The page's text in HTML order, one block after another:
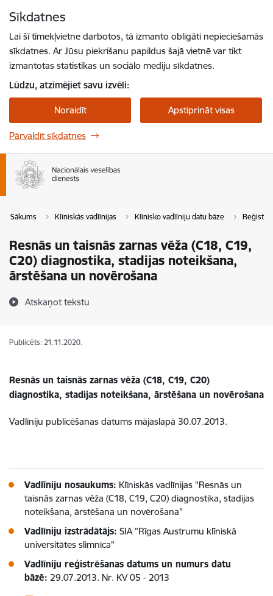
Sīkdatnes
Lai šī tīmekļvietne darbotos, tā izmanto obligāti nepieciešamās
sīkdatnes. Ar Jūsu piekrišanu papildus šajā vietnē var tikt
izmantotas statistikas un sociālo mediju sīkdatnes.
Lūdzu, atzīmējiet savu izvēli:
Noraidīt Apstiprināt visas
Pārvaldīt sīkdatnes
Sākums Klīniskās vadlīnijas Klīnisko vadlīniju datu bāze
Resnās un taisnās zarnas vēža (C18, C19,
C20) diagnostika, stadijas noteikšana,
ārstēšana un novērošana
Atskaņot tekstu
Publicēts: 21.11.2020.
Resnās un taisnās zarnas vēža (C18, C19, C20)
diagnostika, stadijas noteikšana, ārstēšana un novērošana
Vadlīniju publicēšanas datums mājaslapā 30.07.2013.
Vadlīniju nosaukums: Klīniskās vadlīnijas "Resnās un
taisnās zarnas vēža (C18, C19, C20) diagnostika, stadijas
noteikšana, ārstēšana un novērošana"
Vadlīniju izstrādātājs: SIA "Rīgas Austrumu klīniskā
universitātes slimnīca"
Vadlīniju reģistrēšanas datums un numurs datu
bāzē: 29.07.2013. Nr. KV 05 - 2013